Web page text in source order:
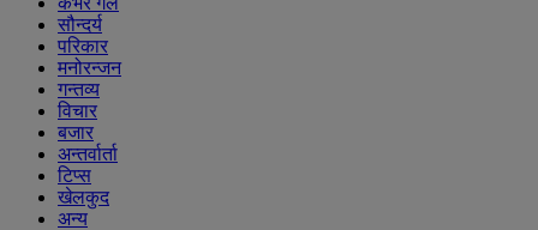
सौन्दर्य
परिकार
मनोरन्जन
गन्तव्य
विचार
बजार
अन्तर्वार्ता
टिप्स
खेलकुद
अन्य